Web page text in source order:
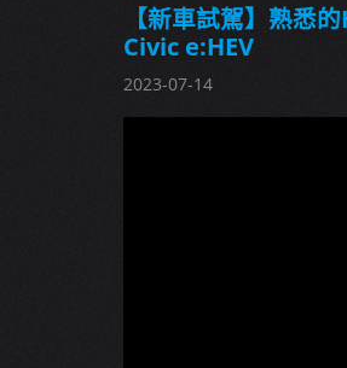
【新車試駕】熟悉
Civic e:HEV
2023-07-14